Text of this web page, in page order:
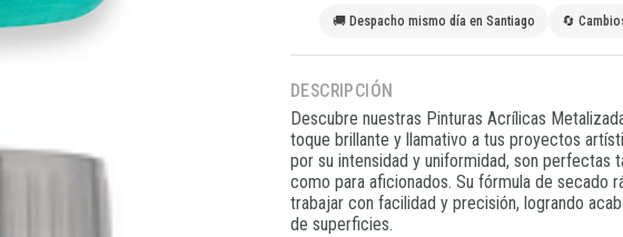
🚚 Despacho mismo día en Santiago 🔄
DESCRIPCIÓN
Descubre nuestras Pinturas Acrílicas
toque brillante y llamativo a tus proyectos
por su intensidad y uniformidad, son perfectas
como para aficionados. Su fórmula de secado
trabajar con facilidad y precisión, logrando
de superficies.